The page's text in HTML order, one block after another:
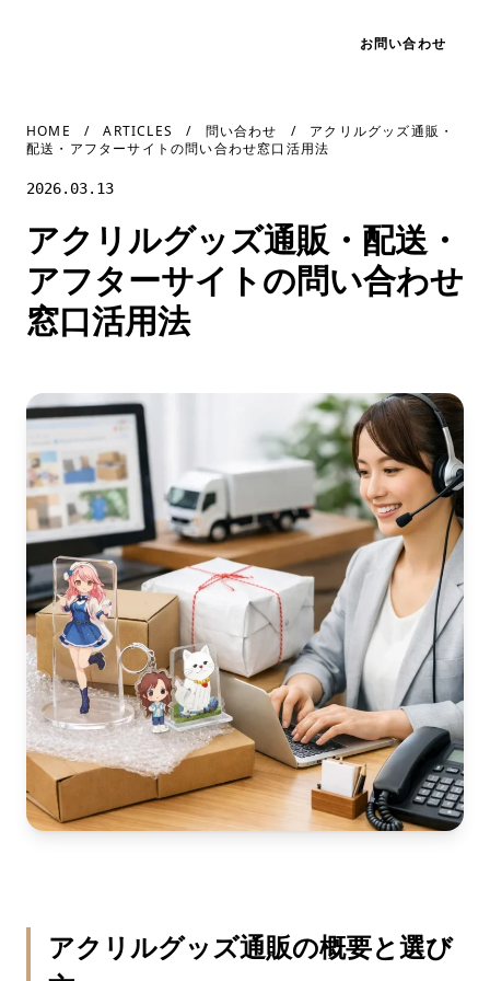
お問い合わせ
HOME / ARTICLES / 問い合わせ /
アクリルグッズ通販・
配送・アフターサイトの問い合わせ窓口活用法
2026.03.13
アクリルグッズ通販・配送・
アフターサイトの問い合わせ
窓口活用法
アクリルグッズ通販の概要と選び